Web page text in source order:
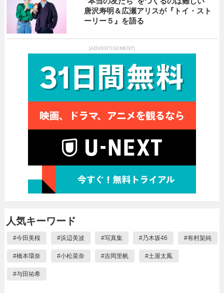
唐沢寿明＆広瀬アリスが『トイ・スト
ーリー５』を語る
[ADVERTISEMENT]
人気キーワード
#今田美桜 #浜辺美波 #写真集 #乃木坂46 #有村架純
#橋本環奈 #小松菜奈 #吉岡里帆 #土屋太鳳
#与田祐希